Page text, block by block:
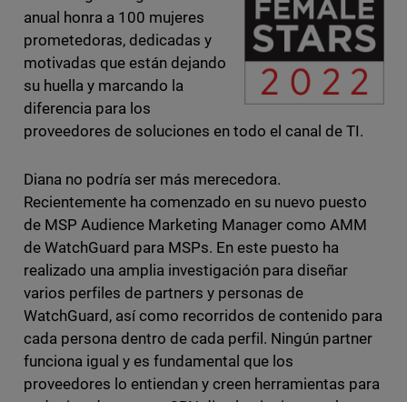
anual honra a 100 mujeres
prometedoras, dedicadas y
motivadas que están dejando
su huella y marcando la
diferencia para los
proveedores de soluciones en todo el canal de TI.
Diana no podría ser más merecedora.
Recientemente ha comenzado en su nuevo puesto
de MSP Audience Marketing Manager como AMM
de WatchGuard para MSPs. En este puesto ha
realizado una amplia investigación para diseñar
varios perfiles de partners y personas de
WatchGuard, así como recorridos de contenido para
cada persona dentro de cada perfil. Ningún partner
funciona igual y es fundamental que los
proveedores lo entiendan y creen herramientas para